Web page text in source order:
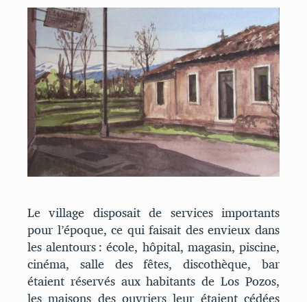
Le village disposait de services importants
pour l’époque, ce qui faisait des envieux dans
les alentours : école, hôpital, magasin, piscine,
cinéma, salle des fêtes, discothèque, bar
étaient réservés aux habitants de Los Pozos,